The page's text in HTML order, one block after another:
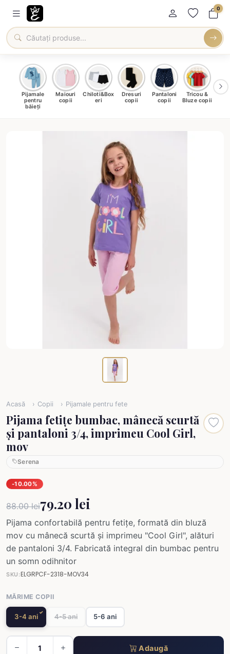
0
Pijamale
pentru
băieți
Maiouri
copii
Chiloti&Box
eri
Dresuri
copii
Pantaloni
copii
Tricou &
Bluze copii
Acasă Copii Pijamale pentru fete
Pijama fetițe bumbac, mânecă scurtă
și pantaloni 3/4, imprimeu Cool Girl,
mov
Serena
-10.00%
88.00 lei79.20 lei
Pijama confortabilă pentru fetițe, formată din bluză
mov cu mânecă scurtă și imprimeu "Cool Girl", alături
de pantaloni 3/4. Fabricată integral din bumbac pentru
un somn odihnitor
SKU:ELGRPCF-2318-MOV34
MĂRIME COPII
3-4 ani 4-5 ani 5-6 ani
Adaugă